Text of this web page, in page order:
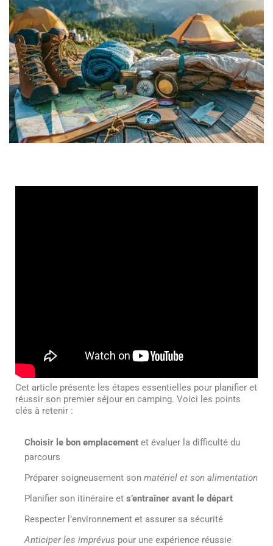
Cet article présente les étapes essentielles pour planifier et
réussir son premier séjour en camping. Voici les points
clés à retenir :
Choisir le bon emplacement et évaluer la difficulté du
parcours
Préparer soigneusement son matériel et son alimentation
Planifier son itinéraire et s’entraîner avant le départ
Respecter l’environnement et assurer sa sécurité
Anticiper les imprévus pour une expérience réussie